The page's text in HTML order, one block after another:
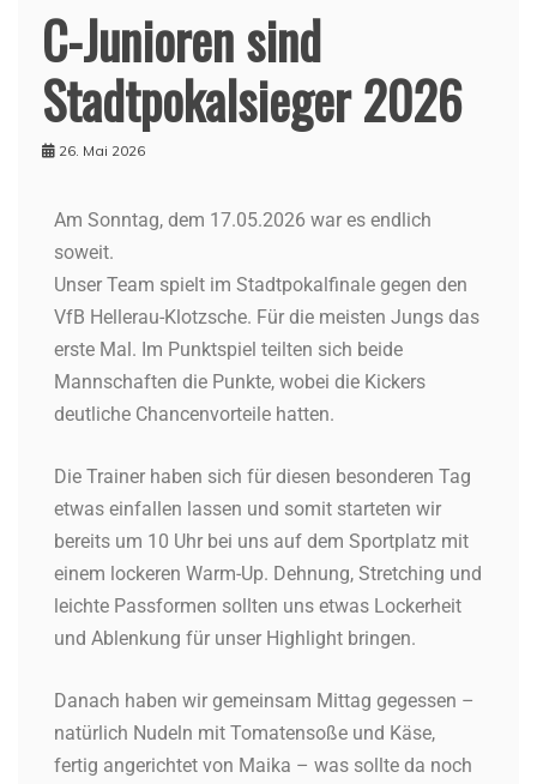
C-Junioren sind
Stadtpokalsieger 2026
26. Mai 2026
Am Sonntag, dem 17.05.2026 war es endlich
soweit.
Unser Team spielt im Stadtpokalfinale gegen den
VfB Hellerau-Klotzsche. Für die meisten Jungs das
erste Mal. Im Punktspiel teilten sich beide
Mannschaften die Punkte, wobei die Kickers
deutliche Chancenvorteile hatten.
Die Trainer haben sich für diesen besonderen Tag
etwas einfallen lassen und somit starteten wir
bereits um 10 Uhr bei uns auf dem Sportplatz mit
einem lockeren Warm-Up. Dehnung, Stretching und
leichte Passformen sollten uns etwas Lockerheit
und Ablenkung für unser Highlight bringen.
Danach haben wir gemeinsam Mittag gegessen –
natürlich Nudeln mit Tomatensoße und Käse,
fertig angerichtet von Maika – was sollte da noch